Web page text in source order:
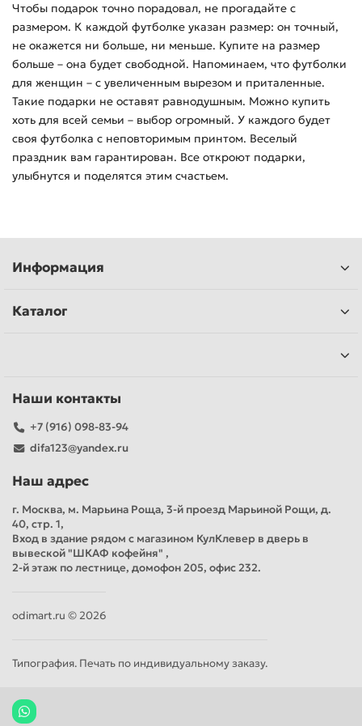
Чтобы подарок точно порадовал, не прогадайте с
размером. К каждой футболке указан размер: он точный,
не окажется ни больше, ни меньше. Купите на размер
больше – она будет свободной. Напоминаем, что футболки
для женщин – с увеличенным вырезом и приталенные.
Такие подарки не оставят равнодушным. Можно купить
хоть для всей семьи – выбор огромный. У каждого будет
своя футболка с неповторимым принтом. Веселый
праздник вам гарантирован. Все откроют подарки,
улыбнутся и поделятся этим счастьем.
Информация
Каталог
Наши контакты
+7 (916) 098-83-94
difa123@yandex.ru
Наш адрес
г. Москва, м. Марьина Роща, 3-й проезд Марьиной Рощи, д.
40, стр. 1,
Вход в здание рядом с магазином КулКлевер в дверь в
вывеской "ШКАФ кофейня" ,
2-й этаж по лестнице, домофон 205, офис 232.
odimart.ru © 2026
Типография. Печать по индивидуальному заказу.